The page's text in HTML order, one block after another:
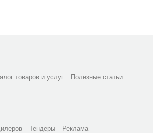
товаров и услуг
Полезные статьи
Тендеры Реклама